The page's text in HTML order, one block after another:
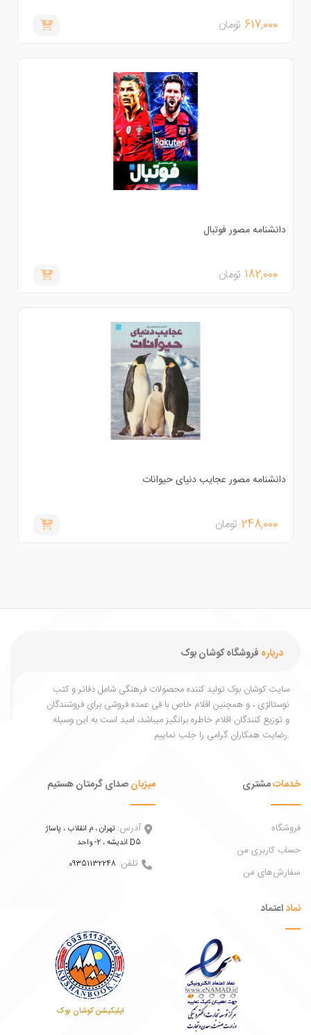
617,000 تومان
مصور فوتبال
182,000 تومان
مصور عجایب دنیای حیوانات
248,000تومان
فروشگاه کوشان بوک
کوشان بوک تولید کننده محصولات فرهنگی شامل دفاتر و کتب
، و همچنین اقلام خاص با فی عمده فروشی برای فروشندگان
کنندگان اقلام خاطره برانگیز میباشد، امید است به این وسیله
مشتری
کاربری من
من
صدای گرمتان هستیم
آدرس:تهران ، م انقلاب ، پاساژ
تلفن:09351132248
اپلیکیشن کوشان بوک